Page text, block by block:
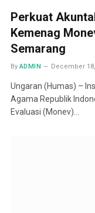
Perkuat
Kemenag
Semarang
By ADMIN December
Ungaran (Humas) –
Agama Republik
Evaluasi (Monev)…